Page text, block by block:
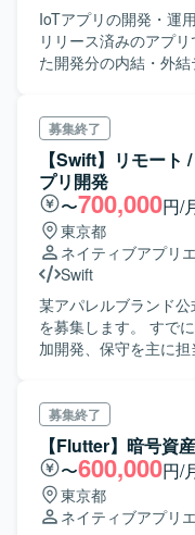
IoTアプリの開発・運
リリース済みのアプ
た開発分の内結・外
募集終了
【Swift】リモー
プリ開発
〜700,000円/
東京都
ネイティブアプリ
Swift
某アパレルブランド
を募集します。 すで
加開発、保守を主に
発となります。
募集終了
【Flutter】暗号資
〜600,000円/
東京都
ネイティブアプリ